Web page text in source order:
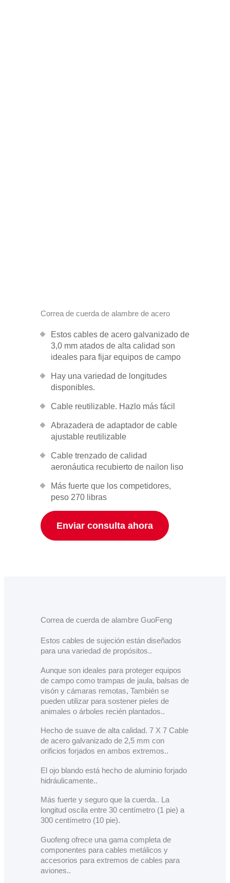
Correa de cuerda de alambre de acero
Estos cables de acero galvanizado de
3,0 mm atados de alta calidad son
ideales para fijar equipos de campo
Hay una variedad de longitudes
disponibles.
Cable reutilizable. Hazlo más fácil
Abrazadera de adaptador de cable
ajustable reutilizable
Cable trenzado de calidad
aeronáutica recubierto de nailon liso
Más fuerte que los competidores,
peso 270 libras
Enviar consulta ahora
Correa de cuerda de alambre GuoFeng
Estos cables de sujeción están diseñados
para una variedad de propósitos..
Aunque son ideales para proteger equipos
de campo como trampas de jaula, balsas de
visón y cámaras remotas, También se
pueden utilizar para sostener pieles de
animales o árboles recién plantados..
Hecho de suave de alta calidad. 7 X 7 Cable
de acero galvanizado de 2,5 mm con
orificios forjados en ambos extremos..
El ojo blando está hecho de aluminio forjado
hidráulicamente..
Más fuerte y seguro que la cuerda.. La
longitud oscila entre 30 centímetro (1 pie) a
300 centímetro (10 pie).
Guofeng ofrece una gama completa de
componentes para cables metálicos y
accesorios para extremos de cables para
aviones..